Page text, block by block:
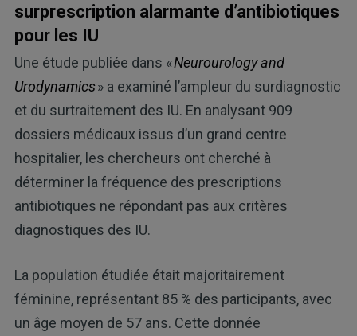
surprescription alarmante d’antibiotiques
pour les IU
Une étude publiée dans «Neurourology and
Urodynamics» a examiné l’ampleur du surdiagnostic
et du surtraitement des IU. En analysant 909
dossiers médicaux issus d’un grand centre
hospitalier, les chercheurs ont cherché à
déterminer la fréquence des prescriptions
antibiotiques ne répondant pas aux critères
diagnostiques des IU.
La population étudiée était majoritairement
féminine, représentant 85 % des participants, avec
un âge moyen de 57 ans. Cette donnée